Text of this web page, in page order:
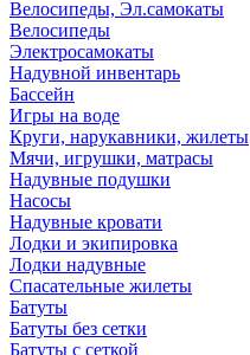
Велосипеды, Эл.самокаты
Велосипеды
Электросамокаты
Надувной инвентарь
Бассейн
Игры на воде
Круги, нарукавники, жилеты
Мячи, игрушки, матрасы
Надувные подушки
Насосы
Надувные кровати
Лодки и экипировка
Лодки надувные
Спасательные жилеты
Батуты
Батуты без сетки
Батуты с сеткой